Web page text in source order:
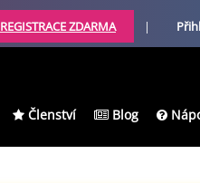
REGISTRACE ZDARMA |
Členství Blog